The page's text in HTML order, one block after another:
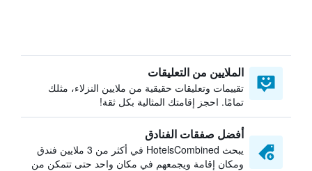
الملايين من التعليقات
تقييمات وتعليقات حقيقية من ملايين النزلاء، مثلك
تمامًا. احجز إقامتك المثالية بكل ثقة!
أفضل صفقات الفنادق
يبحث HotelsCombined في أكثر من 3 ملايين فندق
ومكان إقامة ويجمعهم في مكان واحد حتى تتمكن من